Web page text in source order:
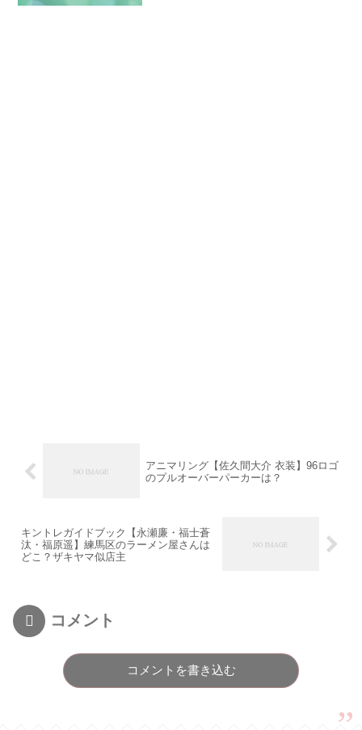
アニマリング【佐久間大介 衣装】96ロゴ
のプルオーバーパーカーは？
キントレガイドブック【永瀬廉・福士蒼
汰・福原遥】練馬区のラーメン屋さんは
どこ？ザキヤマ似店主
コメント
コメントを書き込む